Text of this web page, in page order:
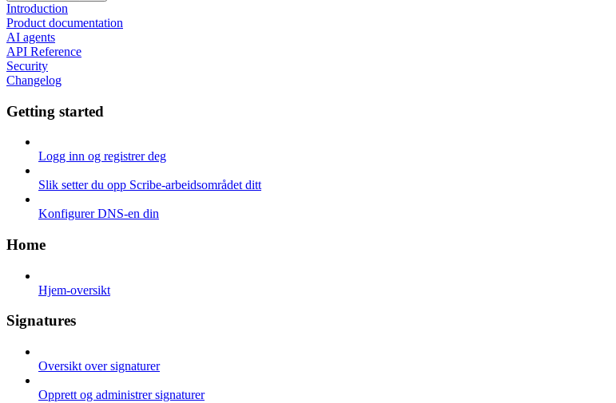
Introduction
Product documentation
AI agents
API Reference
Security
Changelog
Getting started
Logg inn og registrer deg
Slik setter du opp Scribe-arbeidsområdet ditt
Konfigurer DNS-en din
Home
Hjem-oversikt
Signatures
Oversikt over signaturer
Opprett og administrer signaturer